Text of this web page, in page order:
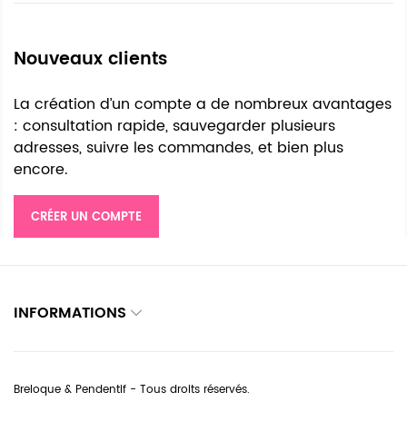
Nouveaux clients
La création d’un compte a de nombreux avantages
: consultation rapide, sauvegarder plusieurs
adresses, suivre les commandes, et bien plus
encore.
CRÉER UN COMPTE
INFORMATIONS
Breloque & Pendentif - Tous droits réservés.